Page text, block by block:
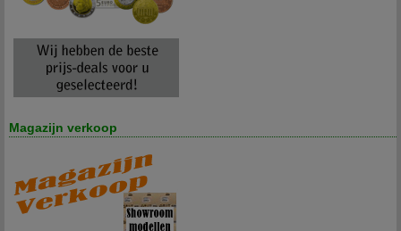
Magazijn verkoop